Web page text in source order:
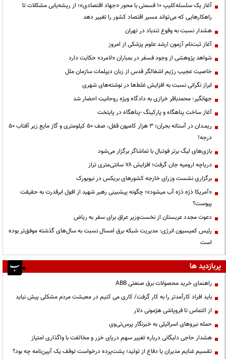
آغاز یک سلسله‌کلیپ ۱۰ قسمتی با محور «جهاد اقتصادی»؛ از ریشه‌یابی مشکلات تا
راهکارهایی که می‌تواند مسیر اقتصاد کشور را تغییر دهد
هشدار نسبت به وقوع تندباد در تهران
آغاز ثبت‌نام آزمون ارشد علوم پزشکی از امروز
شواهد پژوهشی از وجود فسفر در بمباران «لامرد» حکایت دارد
خاصیت عجیب رژیم اشغالگر قدس از زبان دیپلمات سازمان ملل
ابراز نگرانی نسبت به افزایش غلط‌ها در نوشته‌های شهری
جهانگیر: محمدباقر خرازی به دادگاه ویژه روحانیت احضار شد
آغاز ساخت پناهگاه و پارکینگ -پناهگاه در پایتخت
ریمـدان در آستانه بحران؛ ۳ هزار کامیون قفل، صف ۵۰ کیلومتری و گاز مایع زیر آفتاب ۵۰
درجه!
بازی‌های لیگ برتر فوتبال با تماشاگر برگزار می‌شود
دریاچه ارومیه جان گرفت؛ افزایش ۷۸ سانتی‌متری تراز
برگزاری نشست وزرای خارجه کشورهای بریکس در نیویورک
«آمریکا ذرّه ذرّه آب میشود»؛ چگونه پیشبینی رهبر شهید از افول ابرقدرت به حقیقت
پیوست؟
دعوت مجدد عربستان از نخست‌وزیر عراق برای سفر به ریاض
رئیس کمیسیون انرژی: مدیریت شبکه برق امسال نسبت به سال‌های گذشته موفق‌تر بوده
است
پربازدید ها
راهنمای خرید محصولات برق صنعتی ABB
باید افراد کارآمدتر را به کار گرفت/ کاری می کنیم در معیشت مردم مشکلی پیش نیاید
از التماس تا فروپاشی هژمونی دلار
حمله نیروهای اسرائیلی به خبرنگار پرس‌تی‌وی
هشدار حاجی دلیگانی درباره تغییر سهم دریای خزر و مخالفت با واگذاری امتیاز
تقسیم غنایم مدیران یا دفاع از تولید؛ پشت‌پرده درخواست توقف یک آیین‌نامه چه بود؟